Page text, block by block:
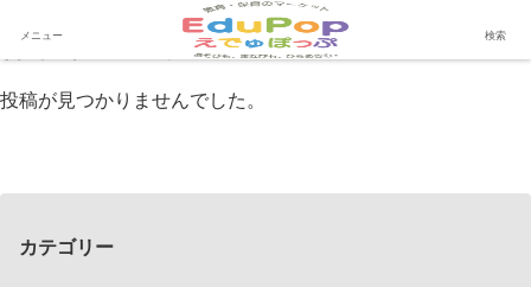
行事サポート
投稿が見つかりませんでした。
カテゴリー
メニュー 検索